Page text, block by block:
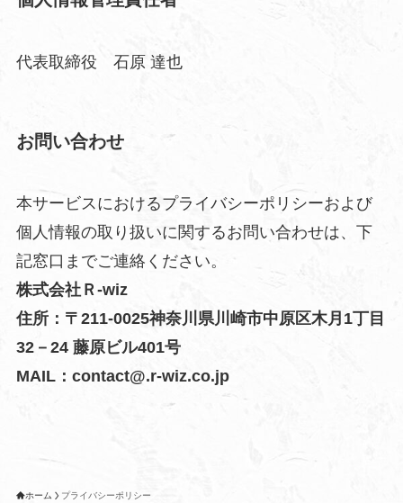
代表取締役 石原 達也
お問い合わせ
本サービスにおけるプライバシーポリシーおよび
個人情報の取り扱いに関するお問い合わせは、下
記窓口までご連絡ください。
株式会社Ｒ-wiz
住所：〒211-0025神奈川県川崎市中原区木月1丁目
32－24 藤原ビル401号
MAIL：contact@.r-wiz.co.jp
ホーム プライバシーポリシー